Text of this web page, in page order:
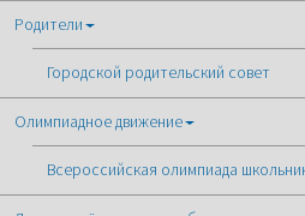
Родители
Городской родительский совет
Олимпиадное движение
Всероссийская олимпиада